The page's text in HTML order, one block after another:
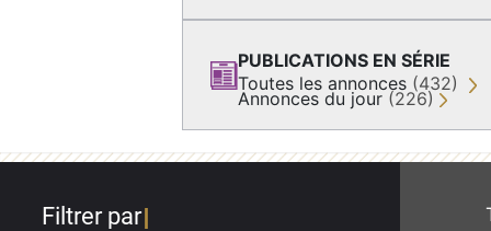
PUBLICATIONS EN SÉRIE
Toutes les annonces (432)
Annonces du jour (226)
Filtrer par